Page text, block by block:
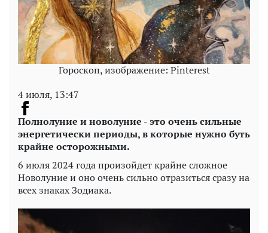
Гороскоп, изображение: Pinterest
4 июля, 13:47
Полнолуние и новолуние - это очень сильные
энергетически периоды, в которые нужно буть
крайне осторожными.
6 июля 2024 года произойдет крайне сложное
Новолуние и оно очень сильно отразиться сразу на
всех знаках Зодиака.